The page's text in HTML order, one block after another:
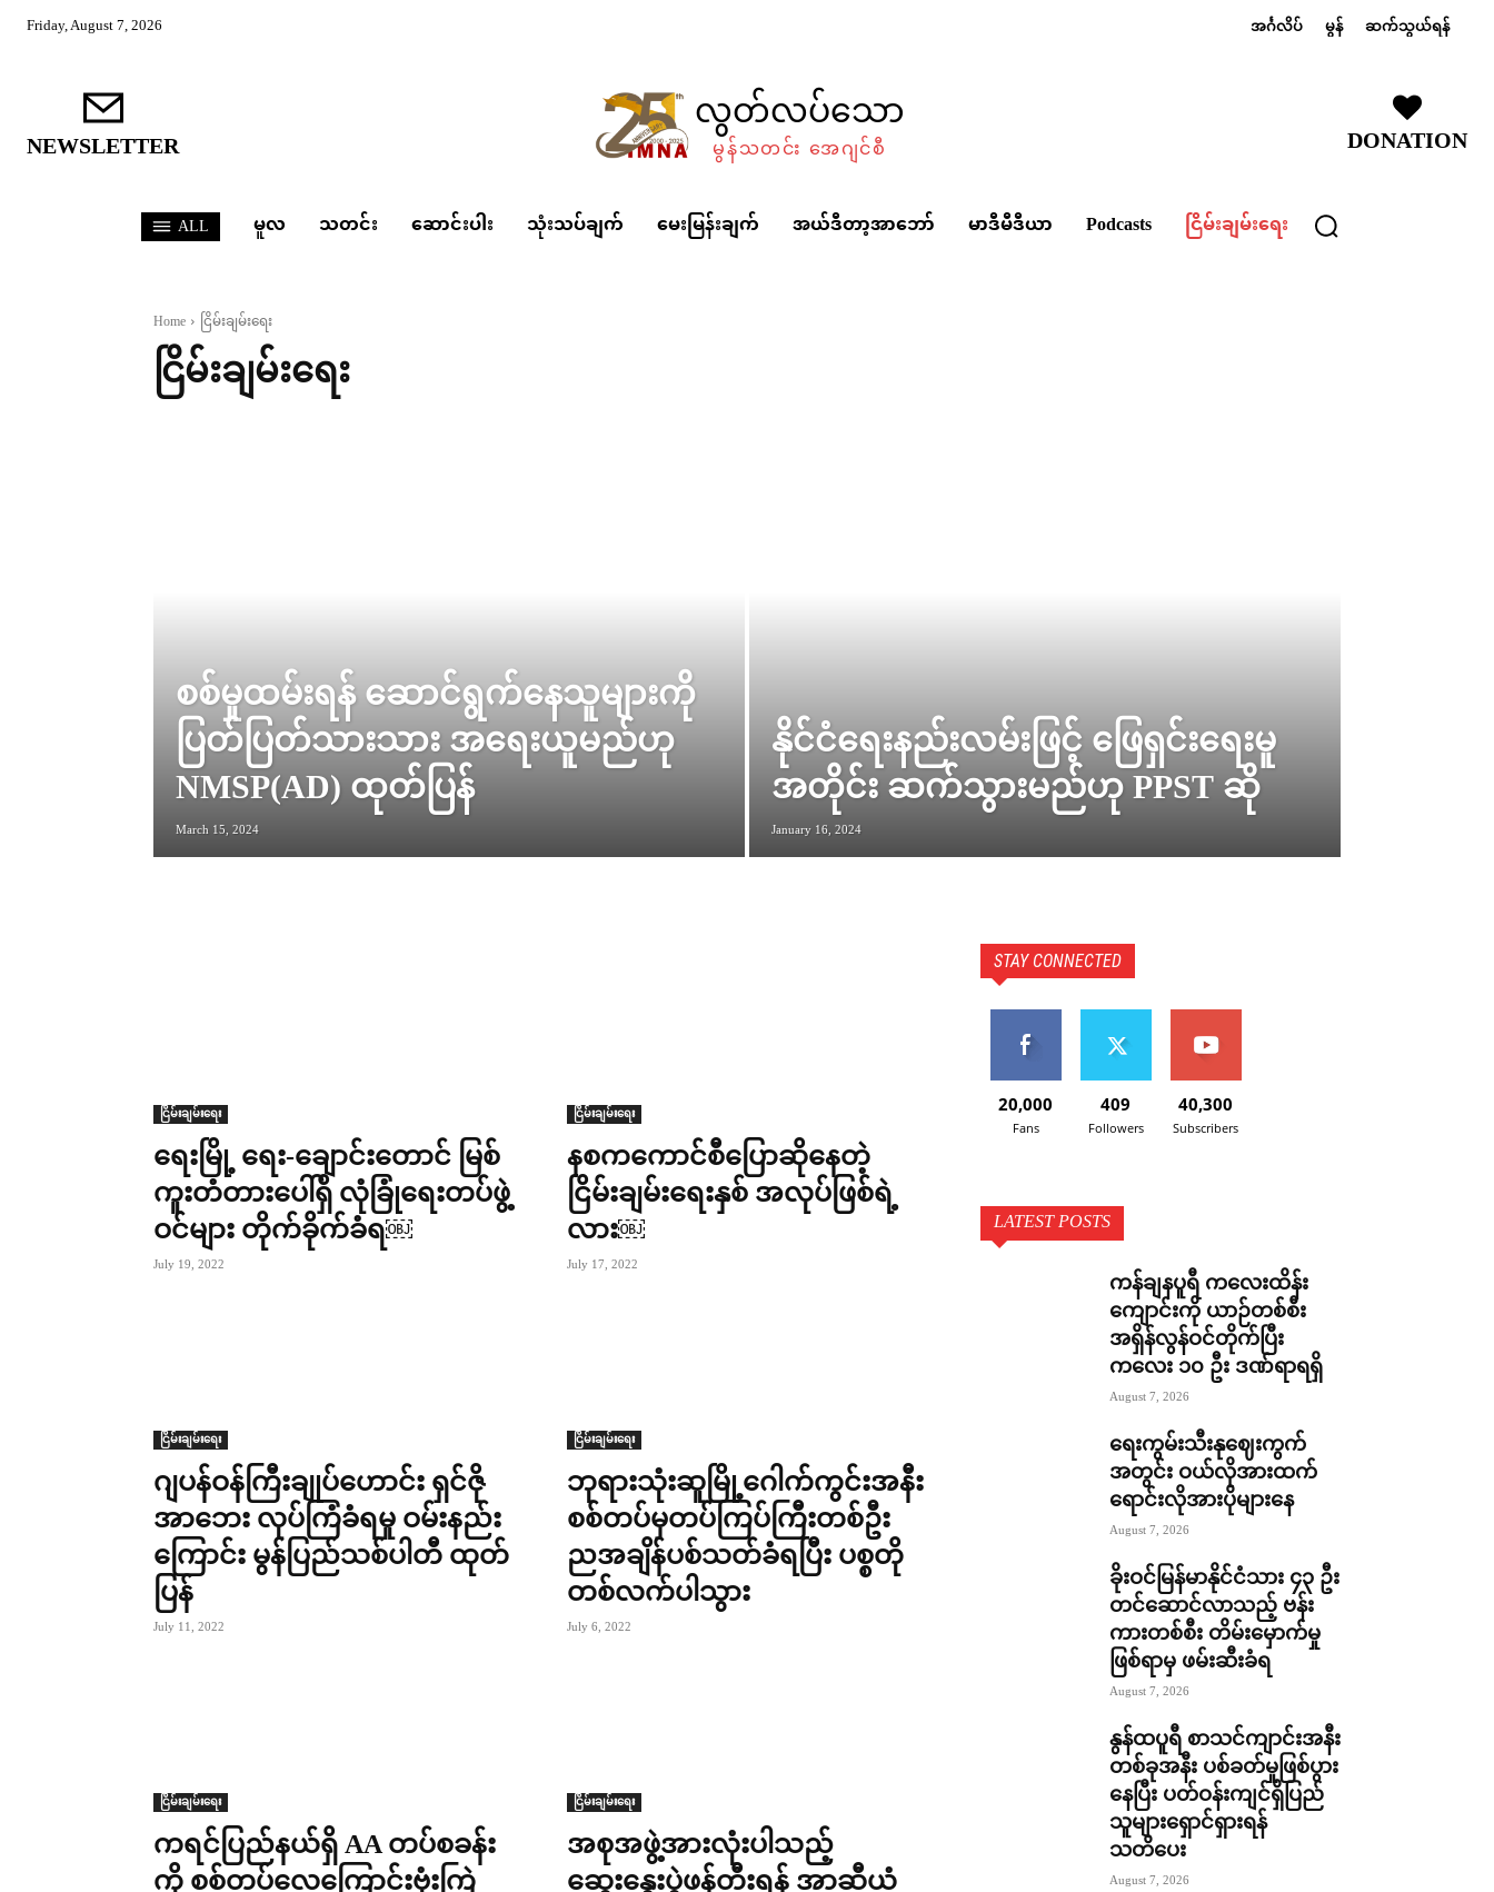
Friday, August 7, 2026 အင်္ဂလိပ် မွန် ဆက်သွယ်ရန်
NEWSLETTER လွတ်လပ်သော
မွန်သတင်း အေဂျင်စီ DONATION
ALL မူလ သတင်း ဆောင်းပါး သုံးသပ်ချက် မေးမြန်းချက် အယ်ဒီတာ့အာဘော် မာဒီမီဒီယာ Podcasts ငြိမ်းချမ်းရေး
Home ငြိမ်းချမ်းရေး
ငြိမ်းချမ်းရေး
စစ်မှုထမ်းရန် ဆောင်ရွက်နေသူများကို
ပြတ်ပြတ်သားသား အရေးယူမည်ဟု
NMSP(AD) ထုတ်ပြန်
March 15, 2024
နိုင်ငံရေးနည်းလမ်းဖြင့် ဖြေရှင်းရေးမူ
အတိုင်း ဆက်သွားမည်ဟု PPST ဆို
January 16, 2024
ငြိမ်းချမ်းရေး
ရေးမြို့ ရေး-ချောင်းတောင် မြစ်
ကူးတံတားပေါ်ရှိ လုံခြုံရေးတပ်ဖွဲ့
ဝင်များ တိုက်ခိုက်ခံရ￼
July 19, 2022
ငြိမ်းချမ်းရေး
နစကကောင်စီပြောဆိုနေတဲ့
ငြိမ်းချမ်းရေးနှစ် အလုပ်ဖြစ်ရဲ့
လား￼
July 17, 2022
ငြိမ်းချမ်းရေး
ဂျပန်ဝန်ကြီးချုပ်ဟောင်း ရှင်ဇို
အာဘေး လုပ်ကြံခံရမှု ဝမ်းနည်း
ကြောင်း မွန်ပြည်သစ်ပါတီ ထုတ်
ပြန်
July 11, 2022
ငြိမ်းချမ်းရေး
ဘုရားသုံးဆူမြို့ဂေါက်ကွင်းအနီး
စစ်တပ်မှတပ်ကြပ်ကြီးတစ်ဦး
ညအချိန်ပစ်သတ်ခံရပြီး ပစ္စတို
တစ်လက်ပါသွား
July 6, 2022
ငြိမ်းချမ်းရေး
ကရင်ပြည်နယ်ရှိ AA တပ်စခန်း
ကို စစ်တပ်လေကြောင်းဗုံးကြဲ
ငြိမ်းချမ်းရေး
အစုအဖွဲ့အားလုံးပါသည့်
ဆွေးနွေးပွဲဖန်တီးရန် အာဆီယံ
STAY CONNECTED
20,000
Fans
409
Followers
40,300
Subscribers
LATEST POSTS
ကန်ချနပူရီ ကလေးထိန်း
ကျောင်းကို ယာဉ်တစ်စီး
အရှိန်လွန်ဝင်တိုက်ပြီး
ကလေး ၁၀ ဦး ဒဏ်ရာရရှိ
August 7, 2026
ရေးကွမ်းသီးနုဈေးကွက်
အတွင်း ဝယ်လိုအားထက်
ရောင်းလိုအားပိုများနေ
August 7, 2026
ခိုးဝင်မြန်မာနိုင်ငံသား ၄၃ ဦး
တင်ဆောင်လာသည့် ဗန်း
ကားတစ်စီး တိမ်းမှောက်မှု
ဖြစ်ရာမှ ဖမ်းဆီးခံရ
August 7, 2026
နွန်ထပူရီ စာသင်ကျာင်းအနီး
တစ်ခုအနီး ပစ်ခတ်မှုဖြစ်ပွား
နေပြီး ပတ်ဝန်းကျင်ရှိပြည်
သူများရှောင်ရှားရန်
သတိပေး
August 7, 2026